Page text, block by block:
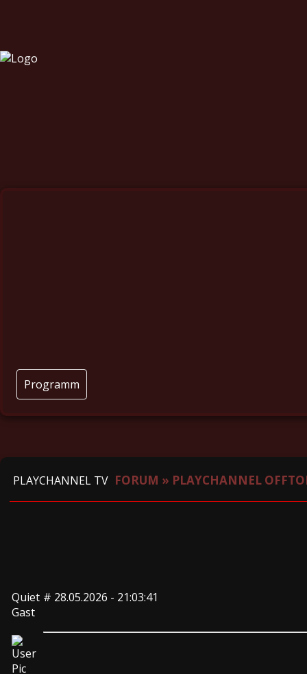
Programm
PLAYCHANNEL TV FORUM » PLAYCHANNEL
Quiet
Gast
# 28.05.2026 - 21:03:41